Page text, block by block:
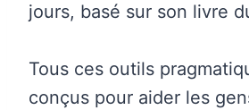
jours, basé sur son livre
Tous ces outils
conçus pour aider les